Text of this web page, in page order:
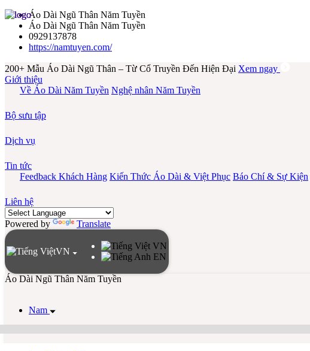
Áo Dài Ngũ Thân Năm Tuyền
Áo Dài Ngũ Thân Năm Tuyền
0929137878
https://namtuyen.com/
200+ Mẫu Áo Dài Ngũ Thân – Từ Cổ Truyền Đến Hiện Đại Xem ngay
Giới thiệu
Về Áo Dài Năm Tuyền Nghệ nhân Năm Tuyền
Bộ sưu tập
Dịch vụ
Tin tức
Feedback Khách Hàng Kiến Thức Áo Dài & Việt Phục Báo Chí & Sự Kiện
Liên hệ
Powered by Translate
VN
VN
EN
Nam